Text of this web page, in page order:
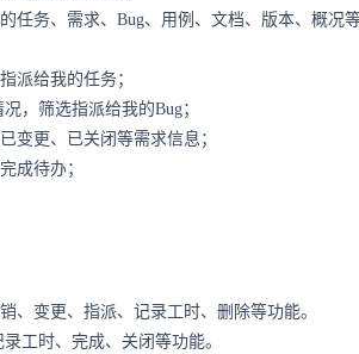
任务、需求、Bug、用例、文档、版本、概况
派给我的任务；
，筛选指派给我的Bug；
变更、已关闭等需求信息；
成待办；
、变更、指派、记录工时、删除等功能。
工时、完成、关闭等功能。